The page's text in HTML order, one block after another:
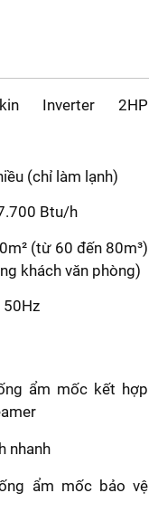
Inverter 2HP
(chỉ làm lạnh)
Btu/h
(từ 60 đến 80m³)
khách văn phòng)
50Hz
ẩm mốc kết hợp
nhanh
ẩm mốc bảo vệ